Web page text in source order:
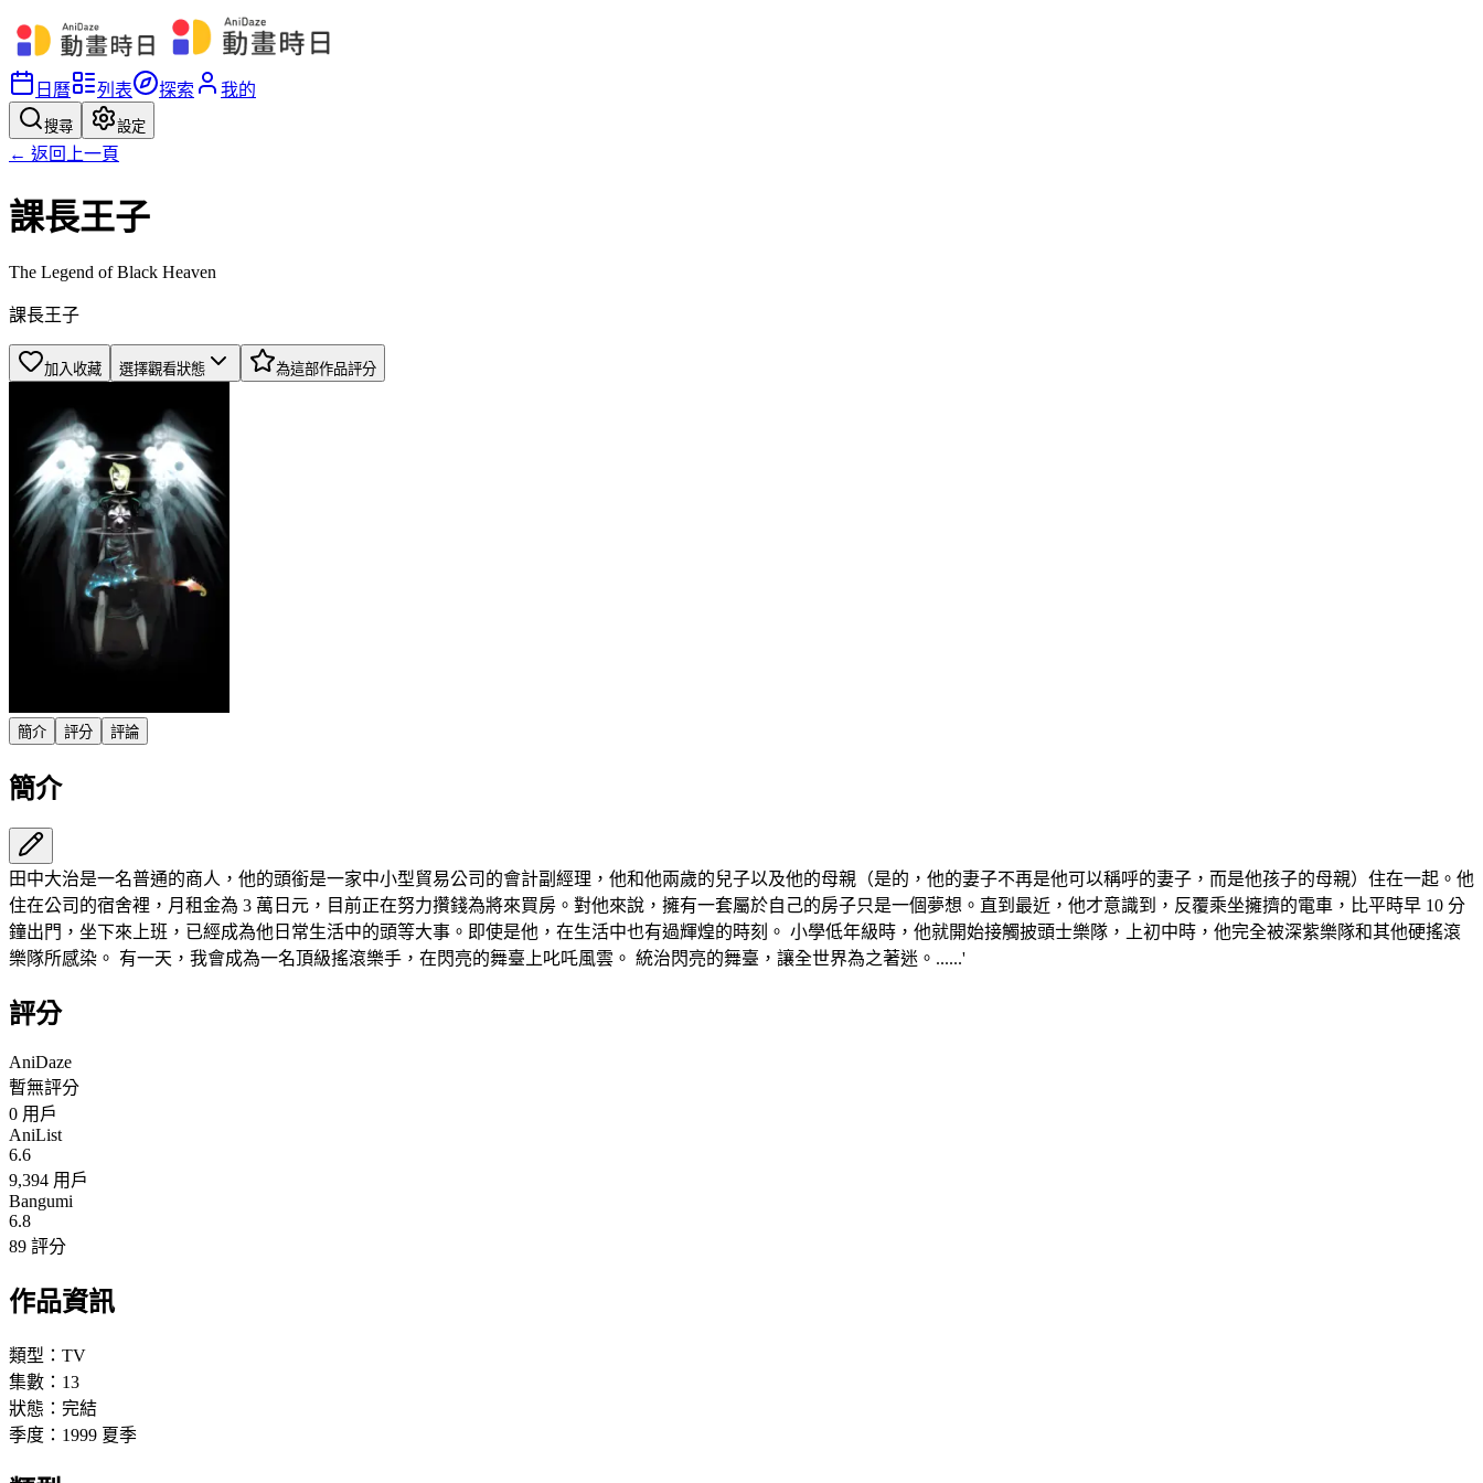
日曆 列表 探索 我的
搜尋 設定
← 返回上一頁
課長王子
The Legend of Black Heaven
課長王子
加入收藏 選擇觀看狀態 為這部作品評分
簡介 評分 評論
簡介
田中大治是一名普通的商人，他的頭銜是一家中小型貿易公司的會計副經理，他和他兩歲的兒子以及他的母親（是的，他的妻子不再是他可以稱呼的妻子，而是他孩子的母親）住在一起。他
住在公司的宿舍裡，月租金為 3 萬日元，目前正在努力攢錢為將來買房。對他來說，擁有一套屬於自己的房子只是一個夢想。直到最近，他才意識到，反覆乘坐擁擠的電車，比平時早 10 分
鐘出門，坐下來上班，已經成為他日常生活中的頭等大事。即使是他，在生活中也有過輝煌的時刻。 小學低年級時，他就開始接觸披頭士樂隊，上初中時，他完全被深紫樂隊和其他硬搖滾
樂隊所感染。 有一天，我會成為一名頂級搖滾樂手，在閃亮的舞臺上叱吒風雲。 統治閃亮的舞臺，讓全世界為之著迷。......'
評分
AniDaze
暫無評分
0 用戶
AniList
6.6
9,394 用戶
Bangumi
6.8
89 評分
作品資訊
類型： TV
集數： 13
狀態： 完結
季度： 1999 夏季